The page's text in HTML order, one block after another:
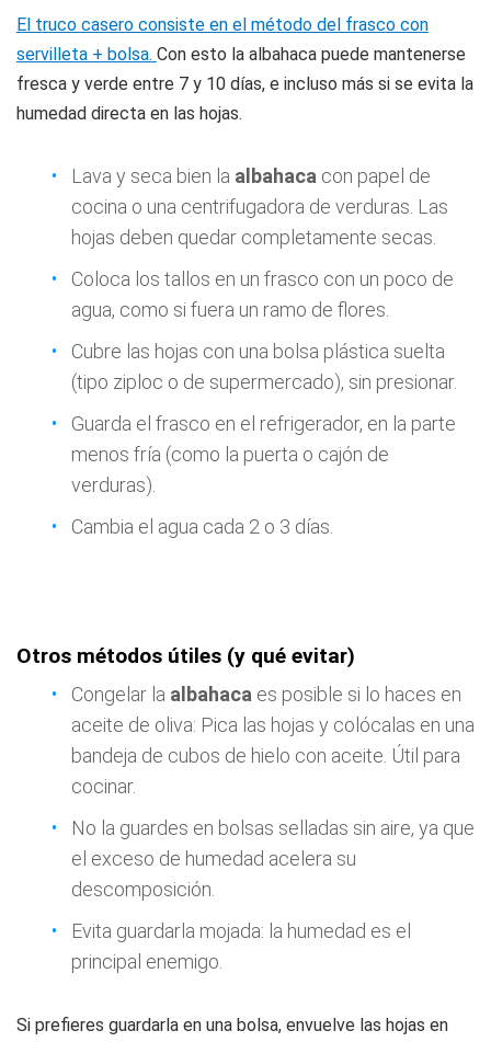
El truco casero consiste en el método del frasco con
servilleta + bolsa. Con esto la albahaca puede mantenerse
fresca y verde entre 7 y 10 días, e incluso más si se evita la
humedad directa en las hojas.
Lava y seca bien la albahaca con papel de
cocina o una centrifugadora de verduras. Las
hojas deben quedar completamente secas.
Coloca los tallos en un frasco con un poco de
agua, como si fuera un ramo de flores.
Cubre las hojas con una bolsa plástica suelta
(tipo ziploc o de supermercado), sin presionar.
Guarda el frasco en el refrigerador, en la parte
menos fría (como la puerta o cajón de
verduras).
Cambia el agua cada 2 o 3 días.
Otros métodos útiles (y qué evitar)
Congelar la albahaca es posible si lo haces en
aceite de oliva: Pica las hojas y colócalas en una
bandeja de cubos de hielo con aceite. Útil para
cocinar.
No la guardes en bolsas selladas sin aire, ya que
el exceso de humedad acelera su
descomposición.
Evita guardarla mojada: la humedad es el
principal enemigo.
Si prefieres guardarla en una bolsa, envuelve las hojas en